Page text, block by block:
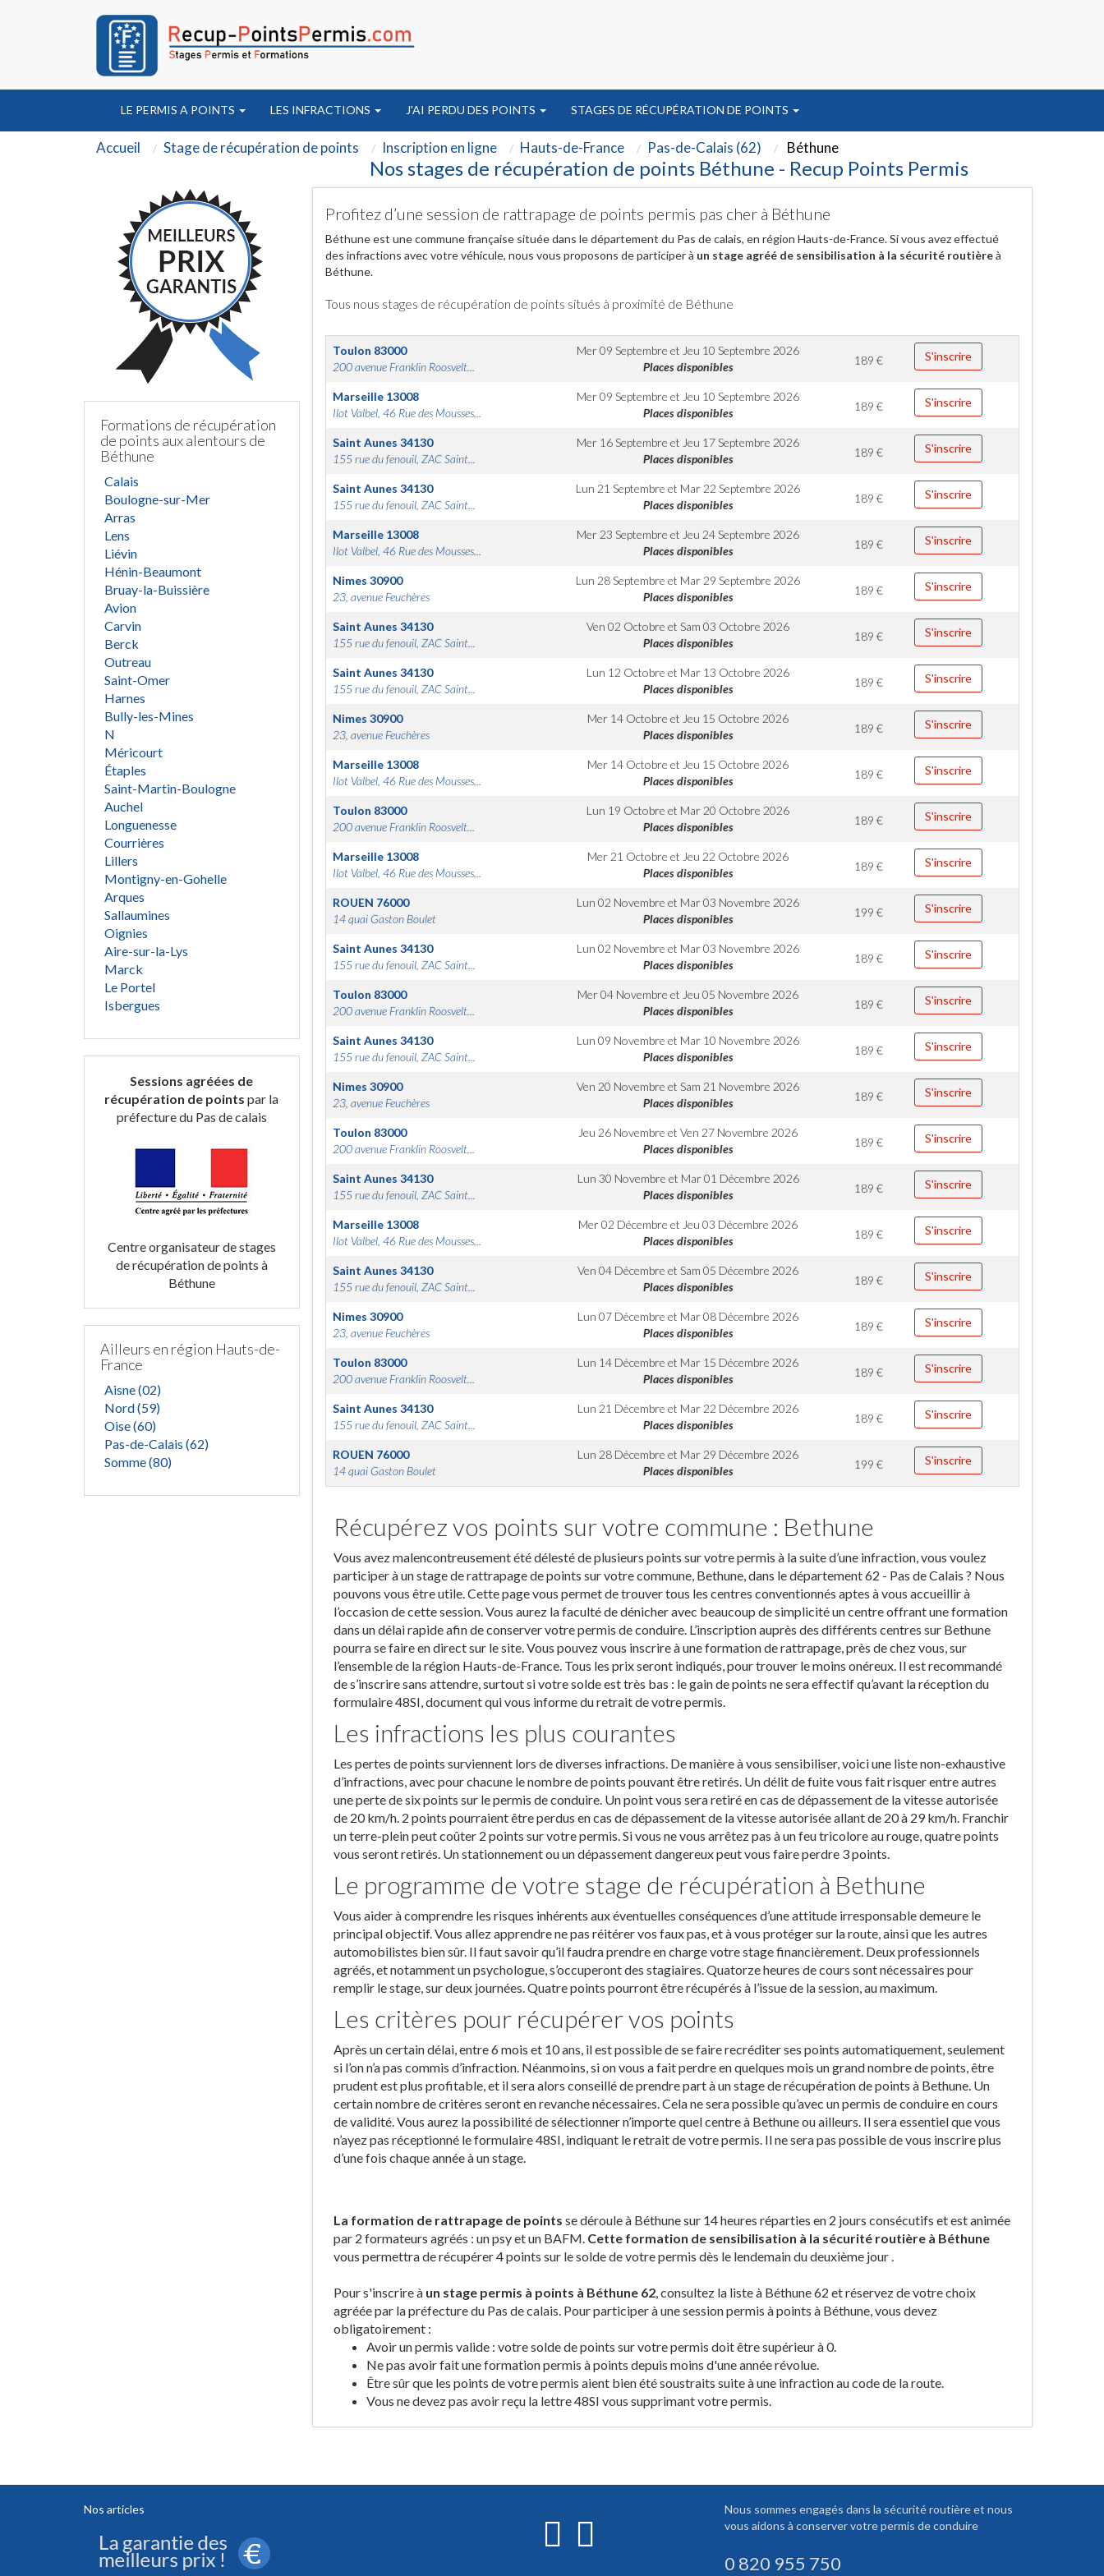
LE PERMIS A POINTS LES INFRACTIONS J'AI PERDU DES POINTS STAGES DE RÉCUPÉRATION DE POINTS
Accueil Stage de récupération de points Inscription en ligne Hauts-de-France Pas-de-Calais (62) Béthune
Nos stages de récupération de points Béthune - Recup Points Permis
Formations de récupération
de points aux alentours de
Béthune
Calais
Boulogne-sur-Mer
Arras
Lens
Liévin
Hénin-Beaumont
Bruay-la-Buissière
Avion
Carvin
Berck
Outreau
Saint-Omer
Harnes
Bully-les-Mines
N
Méricourt
Étaples
Saint-Martin-Boulogne
Auchel
Longuenesse
Courrières
Lillers
Montigny-en-Gohelle
Arques
Sallaumines
Oignies
Aire-sur-la-Lys
Marck
Le Portel
Isbergues
Sessions agréées de
récupération de points par la
préfecture du Pas de calais
Centre organisateur de stages
de récupération de points à
Béthune
Ailleurs en région Hauts-de-
France
Aisne (02)
Nord (59)
Oise (60)
Pas-de-Calais (62)
Somme (80)
Profitez d’une session de rattrapage de points permis pas cher à Béthune
Béthune est une commune française située dans le département du Pas de calais, en région Hauts-de-France. Si vous avez effectué
des infractions avec votre véhicule, nous vous proposons de participer à un stage agréé de sensibilisation à la sécurité routièreà
Béthune.
Tous nous stages de récupération de points situés à proximité de Béthune
Toulon 83000
200 avenue Franklin Roosvelt...
Mer 09 Septembre et Jeu 10 Septembre 2026
Places disponibles
189€ S'inscrire
Marseille 13008
Ilot Valbel, 46 Rue des Mousses...
Mer 09 Septembre et Jeu 10 Septembre 2026
Places disponibles
189€ S'inscrire
Saint Aunes 34130
155 rue du fenouil, ZAC Saint...
Mer 16 Septembre et Jeu 17 Septembre 2026
Places disponibles
189€ S'inscrire
Saint Aunes 34130
155 rue du fenouil, ZAC Saint...
Lun 21 Septembre et Mar 22 Septembre 2026
Places disponibles
189€ S'inscrire
Marseille 13008
Ilot Valbel, 46 Rue des Mousses...
Mer 23 Septembre et Jeu 24 Septembre 2026
Places disponibles
189€ S'inscrire
Nimes 30900
23, avenue Feuchères
Lun 28 Septembre et Mar 29 Septembre 2026
Places disponibles
189€ S'inscrire
Saint Aunes 34130
155 rue du fenouil, ZAC Saint...
Ven 02 Octobre etSam 03 Octobre 2026
Places disponibles
189€ S'inscrire
Saint Aunes 34130
155 rue du fenouil, ZAC Saint...
Lun 12 Octobre et Mar 13 Octobre 2026
Places disponibles
189€ S'inscrire
Nimes 30900
23, avenue Feuchères
Mer 14 Octobre et Jeu 15 Octobre 2026
Places disponibles
189€ S'inscrire
Marseille 13008
Ilot Valbel, 46 Rue des Mousses...
Mer 14 Octobre et Jeu 15 Octobre 2026
Places disponibles
189€ S'inscrire
Toulon 83000
200 avenue Franklin Roosvelt...
Lun 19 Octobre et Mar 20 Octobre 2026
Places disponibles
189€ S'inscrire
Marseille 13008
Ilot Valbel, 46 Rue des Mousses...
Mer 21 Octobre et Jeu 22 Octobre 2026
Places disponibles
189€ S'inscrire
ROUEN 76000
14 quai Gaston Boulet
Lun 02 Novembre et Mar 03 Novembre 2026
Places disponibles
199€ S'inscrire
Saint Aunes 34130
155 rue du fenouil, ZAC Saint...
Lun 02 Novembre et Mar 03 Novembre 2026
Places disponibles
189€ S'inscrire
Toulon 83000
200 avenue Franklin Roosvelt...
Mer 04 Novembre et Jeu 05 Novembre 2026
Places disponibles
189€ S'inscrire
Saint Aunes 34130
155 rue du fenouil, ZAC Saint...
Lun 09 Novembre et Mar 10 Novembre 2026
Places disponibles
189€ S'inscrire
Nimes 30900
23, avenue Feuchères
Ven 20 Novembre etSam 21 Novembre 2026
Places disponibles
189€ S'inscrire
Toulon 83000
200 avenue Franklin Roosvelt...
Jeu 26 Novembre etVen 27 Novembre 2026
Places disponibles
189€ S'inscrire
Saint Aunes 34130
155 rue du fenouil, ZAC Saint...
Lun 30 Novembre et Mar 01 Décembre 2026
Places disponibles
189€ S'inscrire
Marseille 13008
Ilot Valbel, 46 Rue des Mousses...
Mer 02 Décembre et Jeu 03 Décembre 2026
Places disponibles
189€ S'inscrire
Saint Aunes 34130
155 rue du fenouil, ZAC Saint...
Ven 04 Décembre etSam 05 Décembre 2026
Places disponibles
189€ S'inscrire
Nimes 30900
23, avenue Feuchères
Lun 07 Décembre et Mar 08 Décembre 2026
Places disponibles
189€ S'inscrire
Toulon 83000
200 avenue Franklin Roosvelt...
Lun 14 Décembre et Mar 15 Décembre 2026
Places disponibles
189€ S'inscrire
Saint Aunes 34130
155 rue du fenouil, ZAC Saint...
Lun 21 Décembre et Mar 22 Décembre 2026
Places disponibles
189€ S'inscrire
ROUEN 76000
14 quai Gaston Boulet
Lun 28 Décembre et Mar 29 Décembre 2026
Places disponibles
199€ S'inscrire
Récupérez vos points sur votre commune : Bethune
Vous avez malencontreusement été délesté de plusieurs points sur votre permis à la suite d’une infraction, vous voulez
participer à un stage de rattrapage de points sur votre commune, Bethune, dans le département 62 - Pas de Calais ? Nous
pouvons vous être utile. Cette page vous permet de trouver tous les centres conventionnés aptes à vous accueillir à
l’occasion de cette session. Vous aurez la faculté de dénicher avec beaucoup de simplicité un centre offrant une formation
dans un délai rapide afin de conserver votre permis de conduire. L’inscription auprès des différents centres sur Bethune
pourra se faire en direct sur le site. Vous pouvez vous inscrire à une formation de rattrapage, près de chez vous, sur
l’ensemble de la région Hauts-de-France. Tous les prix seront indiqués, pour trouver le moins onéreux. Il est recommandé
de s’inscrire sans attendre, surtout si votre solde est très bas : le gain de points ne sera effectif qu’avant la réception du
formulaire 48SI, document qui vous informe du retrait de votre permis.
Les infractions les plus courantes
Les pertes de points surviennent lors de diverses infractions. De manière à vous sensibiliser, voici une liste non-exhaustive
d’infractions, avec pour chacune le nombre de points pouvant être retirés. Un délit de fuite vous fait risquer entre autres
une perte de six points sur le permis de conduire. Un point vous sera retiré en cas de dépassement de la vitesse autorisée
de 20 km/h. 2 points pourraient être perdus en cas de dépassement de la vitesse autorisée allant de 20 à 29 km/h. Franchir
un terre-plein peut coûter 2 points sur votre permis. Si vous ne vous arrêtez pas à un feu tricolore au rouge, quatre points
vous seront retirés. Un stationnement ou un dépassement dangereux peut vous faire perdre 3 points.
Le programme de votre stage de récupération à Bethune
Vous aider à comprendre les risques inhérents aux éventuelles conséquences d’une attitude irresponsable demeure le
principal objectif. Vous allez apprendre ne pas réitérer vos faux pas, et à vous protéger sur la route, ainsi que les autres
automobilistes bien sûr. Il faut savoir qu’il faudra prendre en charge votre stage financièrement. Deux professionnels
agréés, et notamment un psychologue, s’occuperont des stagiaires. Quatorze heures de cours sont nécessaires pour
remplir le stage, sur deux journées. Quatre points pourront être récupérés à l’issue de la session, au maximum.
Les critères pour récupérer vos points
Après un certain délai, entre 6 mois et 10 ans, il est possible de se faire recréditer ses points automatiquement, seulement
si l’on n’a pas commis d’infraction. Néanmoins, si on vous a fait perdre en quelques mois un grand nombre de points, être
prudent est plus profitable, et il sera alors conseillé de prendre part à un stage de récupération de points à Bethune. Un
certain nombre de critères seront en revanche nécessaires. Cela ne sera possible qu’avec un permis de conduire en cours
de validité. Vous aurez la possibilité de sélectionner n’importe quel centre à Bethune ou ailleurs. Il sera essentiel que vous
n’ayez pas réceptionné le formulaire 48SI, indiquant le retrait de votre permis. Il ne sera pas possible de vous inscrire plus
d’une fois chaque année à un stage.
La formation de rattrapage de points se déroule à Béthune sur 14 heures réparties en 2 jours consécutifs et est animée
par 2 formateurs agréés : un psy et un BAFM. Cette formation de sensibilisation à la sécurité routière à Béthune
vous permettra de récupérer 4 points sur le solde de votre permis dès le lendemain du deuxième jour .
Pour s'inscrire à un stage permis à points à Béthune 62, consultez la liste à Béthune 62 et réservez de votre choix
agréée par la préfecture du Pas de calais. Pour participer à une session permis à points à Béthune, vous devez
obligatoirement :
Avoir un permis valide : votre solde de points sur votre permis doit être supérieur à 0.
Ne pas avoir fait une formation permis à points depuis moins d'une année révolue.
Être sûr que les points de votre permis aient bien été soustraits suite à une infraction au code de la route.
Vous ne devez pas avoir reçu la lettre 48SI vous supprimant votre permis.
Nos articles
Nous sommes engagés dans la sécurité routière et nous
vous aidons à conserver votre permis de conduire
0 820 955 750